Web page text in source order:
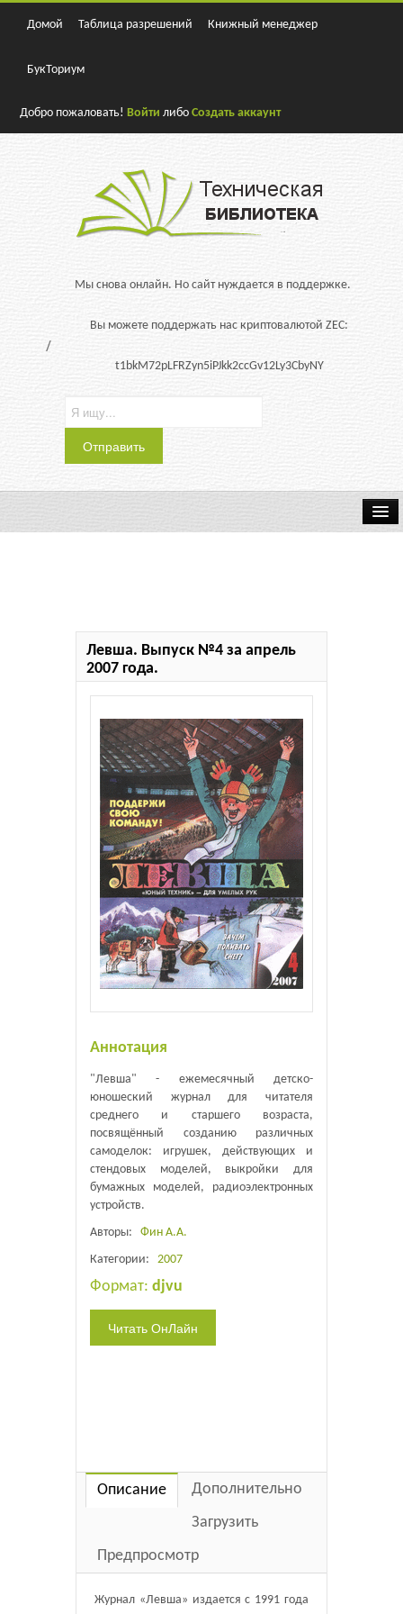
Домой Таблица разрешений Книжный менеджер
БукТориум
Добро пожаловать!Войти либоСоздать аккаунт
Мы снова онлайн. Но сайт нуждается в поддержке.
Вы можете поддержать нас криптовалютой ZEC:
t1bkM72pLFRZyn5iPJkk2ccGv12Ly3CbyNY
Левша. Выпуск №4 за апрель
2007 года.
Аннотация
"Левша" - ежемесячный детско-
юношеский журнал для читателя
среднего и старшего возраста,
посвящённый созданию различных
самоделок: игрушек, действующих и
стендовых моделей, выкройки для
бумажных моделей, радиоэлектронных
устройств.
Авторы: Фин А.А.
Категории: 2007
Формат: djvu
Описание
Дополнительно
Загрузить
Предпросмотр
Журнал «Левша» издается с 1991 года